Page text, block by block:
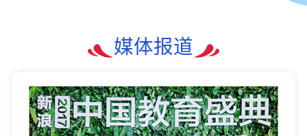
媒体报道